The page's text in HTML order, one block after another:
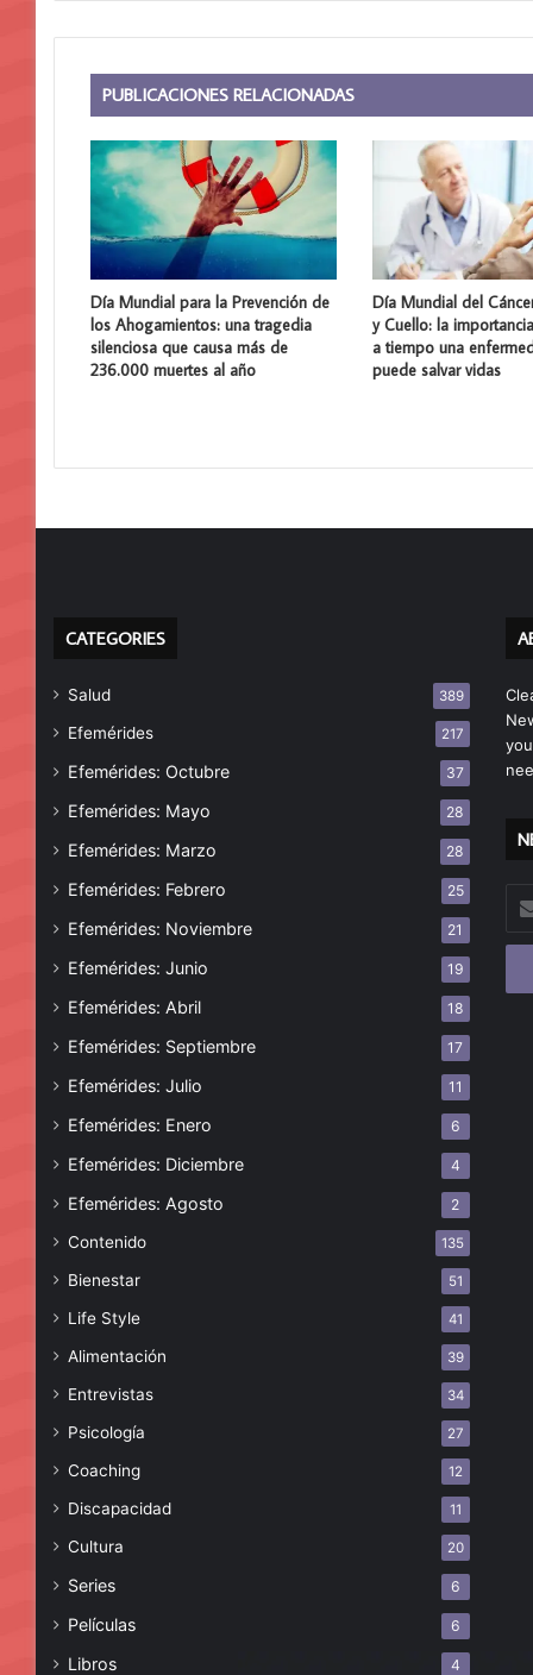
PUBLICACIONES RELACIONADAS
Día Mundial para la Prevención de
los Ahogamientos: una tragedia
silenciosa que causa más de
236.000 muertes al año
Día Mundial del
y Cuello: la
a tiempo una
puede salvar vidas
CATEGORIES
Salud 389
Efemérides 217
Efemérides: Octubre 37
Efemérides: Mayo 28
Efemérides: Marzo 28
Efemérides: Febrero 25
Efemérides: Noviembre 21
Efemérides: Junio 19
Efemérides: Abril 18
Efemérides: Septiembre 17
Efemérides: Julio 11
Efemérides: Enero 6
Efemérides: Diciembre 4
Efemérides: Agosto 2
Contenido 135
Bienestar 51
Life Style 41
Alimentación 39
Entrevistas 34
Psicología 27
Coaching 12
Discapacidad 11
Cultura 20
Series 6
Películas 6
Libros 4